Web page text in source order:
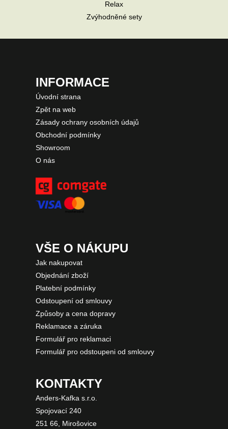
Relax
Zvýhodněné sety
INFORMACE
Úvodní strana
Zpět na web
Zásady ochrany osobních údajů
Obchodní podmínky
Showroom
O nás
VŠE O NÁKUPU
Jak nakupovat
Objednání zboží
Platební podmínky
Odstoupení od smlouvy
Způsoby a cena dopravy
Reklamace a záruka
Formulář pro reklamaci
Formulář pro odstoupeni od smlouvy
KONTAKTY
Anders-Kafka s.r.o.
Spojovací 240
251 66, Mirošovice